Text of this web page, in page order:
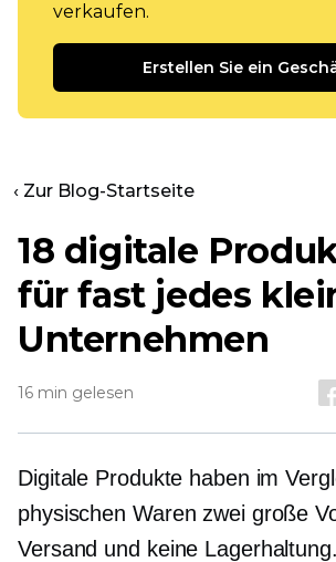
verkaufen.
Erstellen Sie ein
‹ Zur Blog-Startseite
18 digitale
für fast jedes
Unternehmen
16 min gelesen
Digitale Produkte haben im
physischen Waren zwei große
Versand und keine